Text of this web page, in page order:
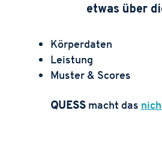
etwas über
Körperdaten
Leistung
Muster & Scores
QUESS macht das